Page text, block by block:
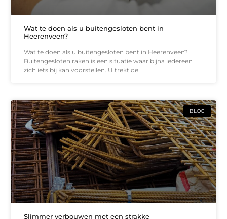
Wat te doen als u buitengesloten bent in
Heerenveen?
Wat te doen als u buitengesloten bent in Heerenveen?
Buitengesloten raken is een situatie waar bijna iedereen
zich iets bij kan voorstellen. U trekt de
BLOG
Slimmer verbouwen met een strakke